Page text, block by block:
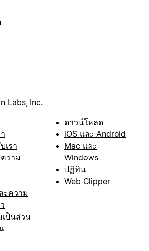
Labs, Inc.
เรา
วาม
ะความ
ป็นส่วน
ดาวน์โหลด
iOS และ Android
Mac และ
Windows
ปฏิทิน
Web Clipper